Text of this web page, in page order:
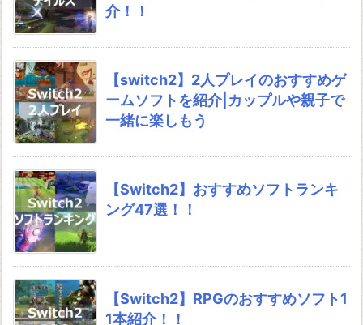
介！！
【switch2】2人プレイのおすすめゲ
ームソフトを紹介|カップルや親子で
一緒に楽しもう
【Switch2】おすすめソフトランキ
ング47選！！
【Switch2】RPGのおすすめソフト1
1本紹介！！